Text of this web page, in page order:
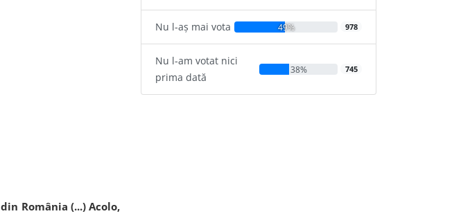
România (...) Acolo,
Nu l-aș mai vota 49% 978
Nu l-am votat nici
prima dată
38% 745